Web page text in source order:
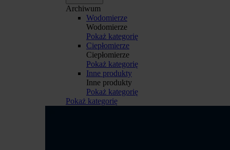
Archiwum
Wodomierze
Wodomierze
Pokaż kategorię
Ciepłomierze
Ciepłomierze
Pokaż kategorię
Inne produkty
Inne produkty
Pokaż kategorię
Pokaż kategorię